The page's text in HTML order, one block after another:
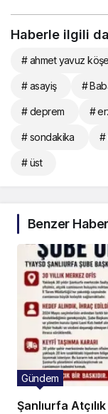
Haberle ilgili
# ahmet yavuz
# asayiş #
# deprem #
# sondakika #
# üst
Benzer
Şanlıurfa
Gündem